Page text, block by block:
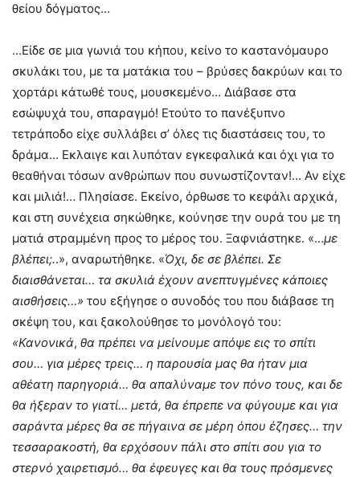
θείου δόγματος…
…Είδε σε μια γωνιά του κήπου, κείνο το καστανόμαυρο
σκυλάκι του, με τα ματάκια του – βρύσες δακρύων και το
χορτάρι κάτωθέ τους, μουσκεμένο… Διάβασε στα
εσώψυχά του, σπαραγμό! Ετούτο το πανέξυπνο
τετράποδο είχε συλλάβει σ’ όλες τις διαστάσεις του, το
δράμα… Εκλαιγε και λυπόταν εγκεφαλικά και όχι για το
θεαθήναι τόσων ανθρώπων που συνωστίζονταν!… Αν είχε
και μιλιά!… Πλησίασε. Εκείνο, όρθωσε το κεφάλι αρχικά,
και στη συνέχεια σηκώθηκε, κούνησε την ουρά του με τη
ματιά στραμμένη προς το μέρος του. Ξαφνιάστηκε. «…με
βλέπει;..», αναρωτήθηκε. «Όχι, δε σε βλέπει. Σε
διαισθάνεται… τα σκυλιά έχουν ανεπτυγμένες κάποιες
αισθήσεις…» του εξήγησε ο συνοδός του που διάβασε τη
σκέψη του, και ξακολούθησε το μονόλογό του:
«Κανονικά, θα πρέπει να μείνουμε απόψε εις το σπίτι
σου… για μέρες τρεις… η παρουσία μας θα ήταν μια
αθέατη παρηγοριά… θα απαλύναμε τον πόνο τους, και δε
θα ήξεραν το γιατί… μετά, θα έπρεπε να φύγουμε και για
σαράντα μέρες θα σε πήγαινα σε μέρη όπου έζησες… την
τεσσαρακοστή, θα ερχόσουν πάλι στο σπίτι σου για το
στερνό χαιρετισμό… θα έφευγες και θα τους πρόσμενες